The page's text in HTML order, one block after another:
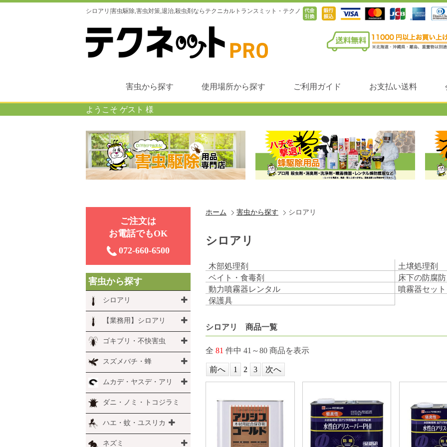
シロアリ|害虫駆除,害虫対策,退治,殺虫剤ならテクニカルトランスミット・テクノ
害虫から探す 使用場所から探す ご利用ガイド お支払い送料
ようこそ ゲスト 様
ホーム 害虫から探す シロアリ
シロアリ
木部処理剤
土壌処理剤
ベイト・食毒剤
床下の防腐
動力噴霧器レンタル
噴霧器セット
保護具
シロアリ 商品一覧
全 81 件中 41～80 商品を表示
前へ 1 2 3 次へ
ご注⽂は
お電話でもOK
072-660-6500
害虫から探す
シロアリ
【業務用】シロアリ
ゴキブリ・不快害虫
スズメバチ・蜂
ムカデ・ヤスデ・アリ
ダニ・ノミ・トコジラミ
ハエ・蚊・ユスリカ
ネズミ